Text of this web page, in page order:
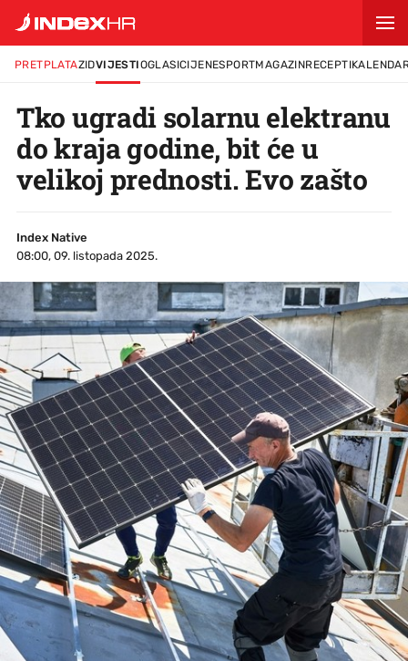
PRETPLATAZIDVIJESTIOGLASICIJENESPORTMAGAZINRECEPTI
Tko ugradi solarnu elektranu
do kraja godine, bit će u
velikoj prednosti. Evo zašto
Index Native
08:00, 09. listopada 2025.